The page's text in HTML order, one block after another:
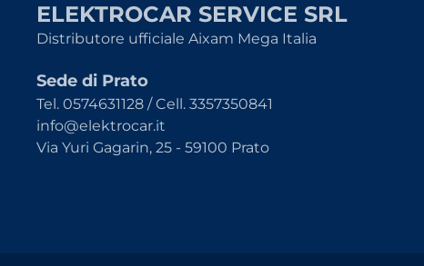
ELEKTROCAR SERVICE SRL
Distributore ufficiale Aixam Mega Italia
Sede di Prato
Tel. 0574631128 / Cell. 3357350841
info@elektrocar.it
Via Yuri Gagarin, 25 - 59100 Prato